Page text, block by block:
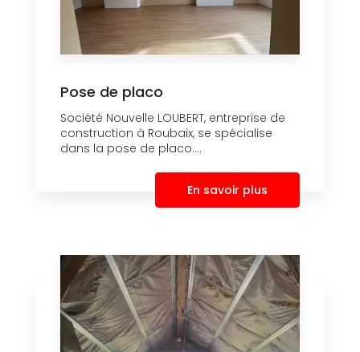
Pose de placo
Société Nouvelle LOUBERT, entreprise de
construction à Roubaix, se spécialise
dans la pose de placo....
En savoir plus